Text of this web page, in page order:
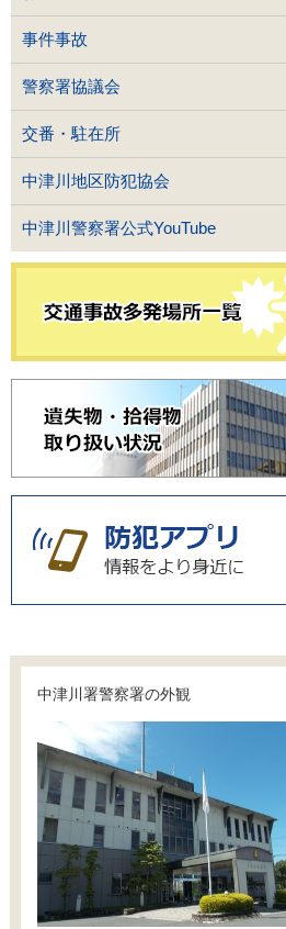
事件事故
警察署協議会
交番・駐在所
中津川地区防犯協会
中津川警察署公式YouTube
中津川署警察署の外観